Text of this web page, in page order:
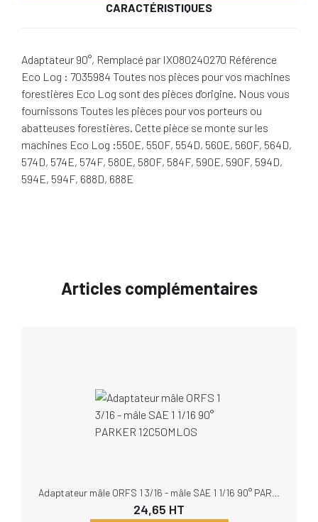
CARACTÉRISTIQUES
Adaptateur 90°, Remplacé par IX080240270 Référence
Eco Log : 7035984 Toutes nos pièces pour vos machines
forestières Eco Log sont des pièces d'origine. Nous vous
fournissons Toutes les pièces pour vos porteurs ou
abatteuses forestières. Cette pièce se monte sur les
machines Eco Log :550E, 550F, 554D, 560E, 560F, 564D,
574D, 574E, 574F, 580E, 580F, 584F, 590E, 590F, 594D,
594E, 594F, 688D, 688E
Articles complémentaires
24,65 HT